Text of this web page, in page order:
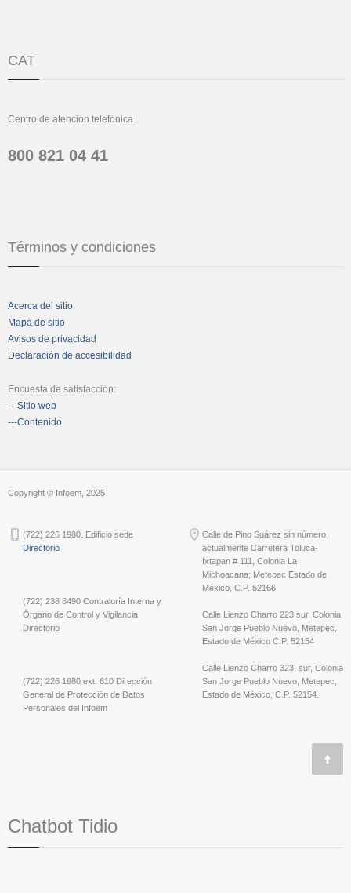
CAT
Centro de atención telefónica
800 821 04 41
Términos y condiciones
Acerca del sitio
Mapa de sitio
Avisos de privacidad
Declaración de accesibilidad
Encuesta de satisfacción:
---Sitio web
---Contenido
Copyright © Infoem, 2025
(722) 226 1980. Edificio sede
Directorio
(722) 238 8490 Contraloría Interna y
Órgano de Control y Vigilancia
Directorio
(722) 226 1980 ext. 610 Dirección
General de Protección de Datos
Personales del Infoem
Calle de Pino Suárez sin número,
actualmente Carretera Toluca-
Ixtapan # 111, Colonia La
Michoacana; Metepec Estado de
México, C.P. 52166
Calle Lienzo Charro 223 sur, Colonia
San Jorge Pueblo Nuevo, Metepec,
Estado de México C.P. 52154
Calle Lienzo Charro 323, sur, Colonia
San Jorge Pueblo Nuevo, Metepec,
Estado de México, C.P. 52154.
Chatbot Tidio